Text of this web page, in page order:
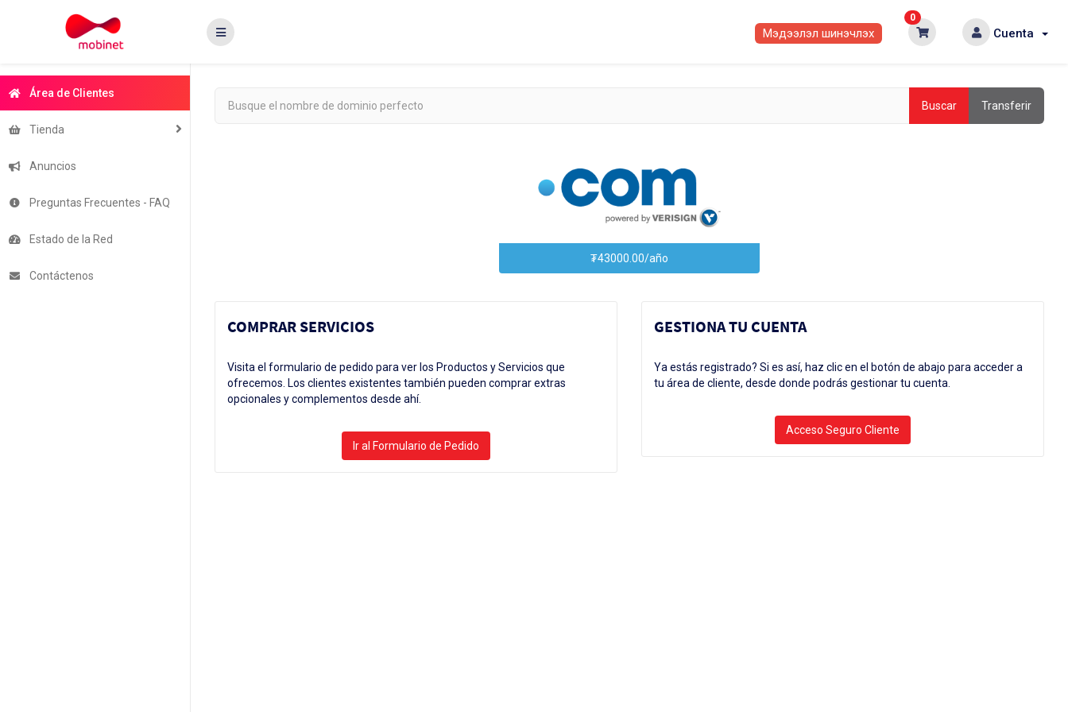
Мэдээлэл шинэчлэх
0
Cuenta
Área de Clientes
Tienda
Anuncios
Preguntas Frecuentes - FAQ
Estado de la Red
Contáctenos
Buscar Transferir
₮43000.00/año
COMPRAR SERVICIOS
Visita el formulario de pedido para ver los Productos y Servicios que
ofrecemos. Los clientes existentes también pueden comprar extras
opcionales y complementos desde ahí.
GESTIONA TU CUENTA
Ya estás registrado? Si es así, haz clic en el botón de abajo para acceder a
tu área de cliente, desde donde podrás gestionar tu cuenta.